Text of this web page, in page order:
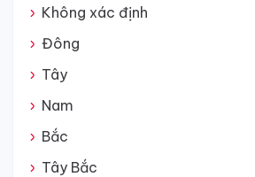
Không xác định
Đông
Tây
Nam
Bắc
Tây Bắc